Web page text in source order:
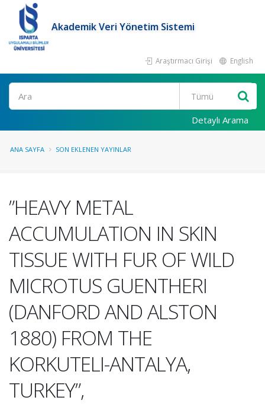
Akademik Veri Yönetim Sistemi
Araştırmacı Girişi English
Ara
Detaylı Arama
ANA SAYFA SON EKLENEN YAYINLAR
”HEAVY METAL
ACCUMULATION IN SKIN
TISSUE WITH FUR OF WILD
MICROTUS GUENTHERI
(DANFORD AND ALSTON
1880) FROM THE
KORKUTELI-ANTALYA,
TURKEY”,